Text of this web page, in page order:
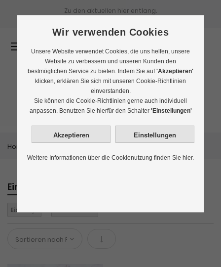
Zu den aktuellen hier entlang.
Tee aus China
Home
Einkaufen nach
Eistee:
In absteigender Reihenfolge
Wir verwenden Cookies
Unsere Website verwendet Cookies, die uns helfen, unsere
Website zu verbessern und unseren Kunden den
bestmöglichen Service zu bieten. Indem Sie auf'Akzeptieren'
klicken, erklären Sie sich mit unseren Cookie-Richtlinien
einverstanden.
Sie können die Cookie-Richtlinien gerne auch individuell
anpassen. Benutzen Sie hierfür den Schalter 'Einstellungen'
Weitere Informationen über die Cookienutzung finden Sie hier.